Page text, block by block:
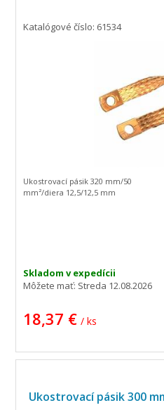
Katalógové číslo: 61534
Skladom v expedícii
Môžete mať: Streda 12.08.2026
18,37 € / ks
Ukostrovací pásik 320 mm/50
mm²/diera 12,5/12,5 mm
Ukostrovací pásik 300